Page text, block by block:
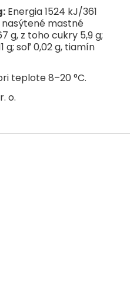
Energia 1524 kJ/361
nasýtené mastné
g, z toho cukry 5,9 g;
g; soľ 0,02 g, tiamín
teplote 8–20 °C.
o.